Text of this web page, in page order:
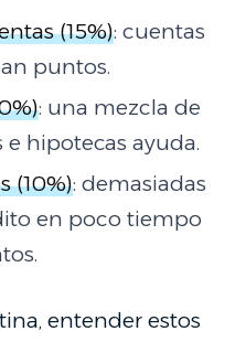
(15%): cuentas
puntos.
: una mezcla de
e hipotecas ayuda.
(10%): demasiadas
en poco tiempo
entender estos